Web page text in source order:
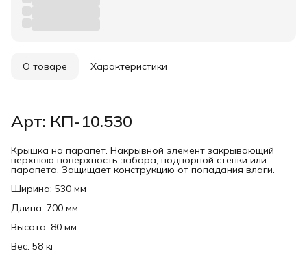
О товаре Характеристики
Арт: КП-10.530
Крышка на парапет. Накрывной элемент закрывающий
верхнюю поверхность забора, подпорной стенки или
парапета. Защищает конструкцию от попадания влаги.
Ширина: 530 мм
Длина: 700 мм
Высота: 80 мм
Вес: 58 кг